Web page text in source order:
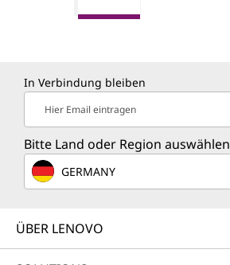
In Verbindung bleiben
Hier Email eintragen
Bitte Land oder Region auswählen
GERMANY
ÜBER LENOVO